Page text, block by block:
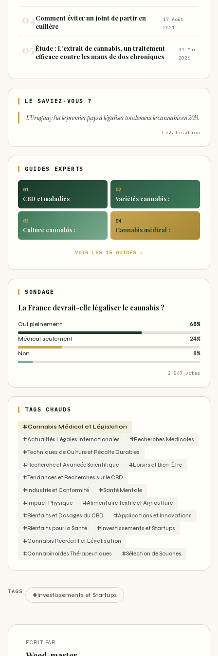
Comment éviter un joint de partir en
cuillère
17 Août
2021
Étude : L’extrait de cannabis, un traitement
efficace contre les maux de dos chroniques
31 Mar
2026
LE SAVIEZ-VOUS ?
L'Uruguay fut le premier pays à légaliser totalement le cannabis en 2013.
— Légalisation
GUIDES EXPERTS
01
CBD et maladies
02
Variétés cannabis :
03
Culture cannabis :
04
Cannabis médical :
VOIR LES 15 GUIDES →
SONDAGE
La France devrait-elle légaliser le cannabis ?
Oui pleinement 68%
Médical seulement 24%
Non 8%
2 547 votes
TAGS CHAUDS
#Cannabis Médical et Législation
#Actualités Légales Internationales
#Recherches Médicales
#Techniques de Culture et Récolte Durables
#Recherche et Avancée Scientifique
#Loisirs et Bien-Être
#Tendances et Recherches sur le CBD
#Industrie et Conformité
#Santé Mentale
#Impact Physique
#Alimentaire Textile et Agriculture
#Bienfaits et Dosages du CBD
#Applications et Innovations
#Bienfaits pour la Santé
#Investissements et Startups
#Cannabis Récréatif et Légalisation
#Cannabinoïdes Thérapeutiques
#Sélection de Souches
TAGS
#Investissements et Startups
ECRIT PAR